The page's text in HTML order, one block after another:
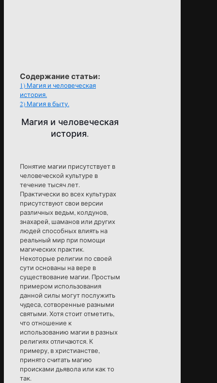
Содержание статьи:
1) Магия и человеческая
история.
2) Магия в быту.
Магия и человеческая
история.
Понятие магии присутствует в
человеческой культуре в
течение тысяч лет.
Практически во всех культурах
присутствуют свои версии
различных ведьм, колдунов,
знахарей, шаманов или других
людей способных влиять на
реальный мир при помощи
магических практик.
Некоторые религии по своей
сути основаны на вере в
существование магии. Простым
примером использования
данной силы могут послужить
чудеса, сотворенные разными
святыми. Хотя стоит отметить,
что отношение к
использованию магии в разных
религиях отличаются. К
примеру, в христианстве,
принято считать магию
происками дьявола или как то
так.